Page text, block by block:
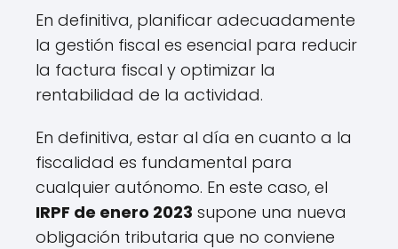
En definitiva, planificar adecuadamente
la gestión fiscal es esencial para reducir
la factura fiscal y optimizar la
rentabilidad de la actividad.
En definitiva, estar al día en cuanto a la
fiscalidad es fundamental para
cualquier autónomo. En este caso, el
IRPF de enero 2023 supone una nueva
obligación tributaria que no conviene